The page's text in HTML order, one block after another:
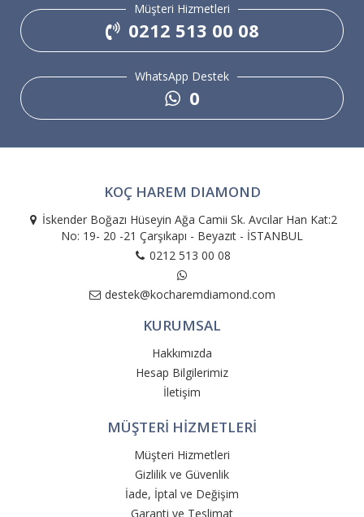
Müşteri Hizmetleri
0212 513 00 08
WhatsApp Destek
0
KOÇ HAREM DIAMOND
İskender Boğazı Hüseyin Ağa Camii Sk. Avcılar Han Kat:2
No: 19- 20 -21 Çarşıkapı - Beyazıt - İSTANBUL
0212 513 00 08
destek@kocharemdiamond.com
KURUMSAL
Hakkımızda
Hesap Bilgilerimiz
İletişim
MÜŞTERİ HİZMETLERİ
Müşteri Hizmetleri
Gizlilik ve Güvenlik
İade, İptal ve Değişim
Garanti ve Teslimat